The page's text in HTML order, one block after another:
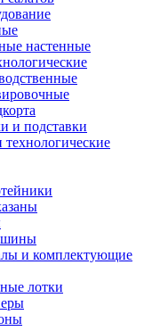
настенные
и подставки
и комплектующие
лотки